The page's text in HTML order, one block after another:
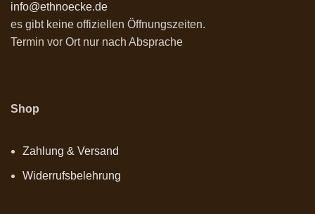
info@ethnoecke.de
es gibt keine offiziellen Öffnungszeiten.
Termin vor Ort nur nach Absprache
Shop
Zahlung & Versand
Widerrufsbelehrung